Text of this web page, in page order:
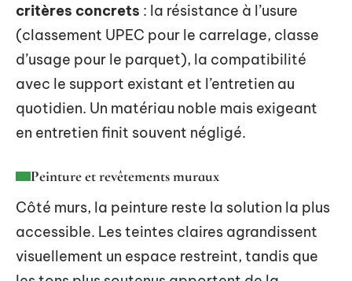
critères concrets : la résistance à l’usure
(classement UPEC pour le carrelage, classe
d’usage pour le parquet), la compatibilité
avec le support existant et l’entretien au
quotidien. Un matériau noble mais exigeant
en entretien finit souvent négligé.
Peinture et revêtements muraux
Côté murs, la peinture reste la solution la plus
accessible. Les teintes claires agrandissent
visuellement un espace restreint, tandis que